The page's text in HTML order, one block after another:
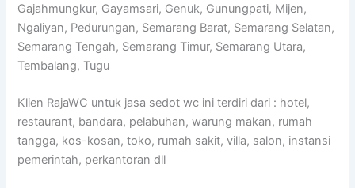
Gajahmungkur, Gayamsari, Genuk, Gunungpati, Mijen,
Ngaliyan, Pedurungan, Semarang Barat, Semarang Selatan,
Semarang Tengah, Semarang Timur, Semarang Utara,
Tembalang, Tugu
Klien RajaWC untuk jasa sedot wc ini terdiri dari : hotel,
restaurant, bandara, pelabuhan, warung makan, rumah
tangga, kos-kosan, toko, rumah sakit, villa, salon, instansi
pemerintah, perkantoran dll